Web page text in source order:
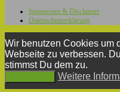
Impressum & Disclaimer
Datenschutzerklärung
Wir benutzen Cookies um
Webseite zu verbessen.
stimmst Du dem zu.
Weitere